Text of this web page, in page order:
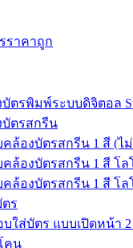
ตรพิมพ์ระบบดิจิตอล
บัตรสกรีน
คล้องบัตรสกรีน 1 สี (ไ
คล้องบัตรสกรีน 1 สี โล
คล้องบัตรสกรีน 1 สี โล
ร
บใส่บัตร แบบเปิดหน้า 2
คน